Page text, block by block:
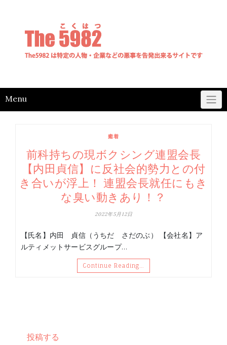
Menu
癒着
前科持ちの現ボクシング連盟会長
【内田貞信】に反社会的勢力との付
き合いが浮上！ 連盟会長就任にもき
な臭い動きあり！？
2022年5月12日
【氏名】内田 貞信（うちだ さだのぶ） 【会社名】ア
ルティメットサービスグループ…
Continue Reading…
投稿する